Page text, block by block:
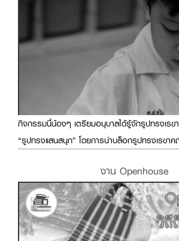
กิจกรรมนี้น้องๆ เตรียมอนุบาลได้รู้จักรูปทรงเรข
“รูปทรงแสนสนุก” โดยการนำบล็อกรูปทรงเรขา
งาน Openhouse